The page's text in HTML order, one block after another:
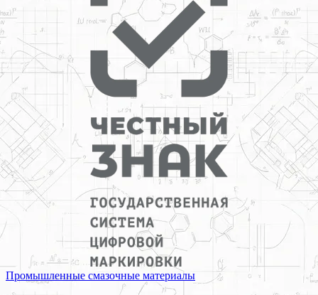
Промышленные смазочные материалы